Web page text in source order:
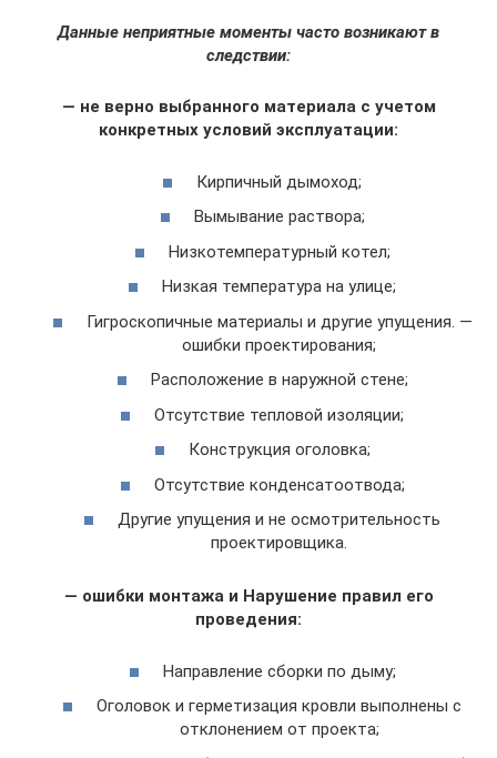
Данные неприятные моменты часто возникают в
следствии:
— не верно выбранного материала с учетом
конкретных условий эксплуатации:
Кирпичный дымоход;
Вымывание раствора;
Низкотемпературный котел;
Низкая температура на улице;
Гигроскопичные материалы и другие упущения. —
ошибки проектирования;
Расположение в наружной стене;
Отсутствие тепловой изоляции;
Конструкция оголовка;
Отсутствие конденсатоотвода;
Другие упущения и не осмотрительность
проектировщика.
— ошибки монтажа и Нарушение правил его
проведения:
Направление сборки по дыму;
Оголовок и герметизация кровли выполнены с
отклонением от проекта;